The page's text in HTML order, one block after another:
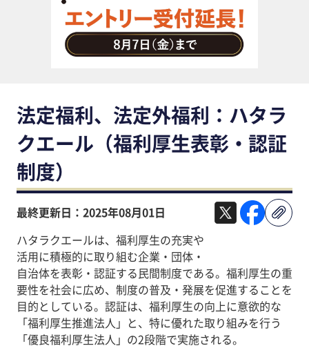
法定福利、法定外福利：ハタラ
クエール（福利厚生表彰・認証
制度）
最終更新日：2025年08月01日
ハタラクエールは、福利厚生の充実や
活用に積極的に取り組む企業・団体・
自治体を表彰・認証する民間制度である。福利厚生の重
要性を社会に広め、制度の普及・発展を促進することを
目的としている。認証は、福利厚生の向上に意欲的な
「福利厚生推進法人」と、特に優れた取り組みを行う
「優良福利厚生法人」の2段階で実施される。